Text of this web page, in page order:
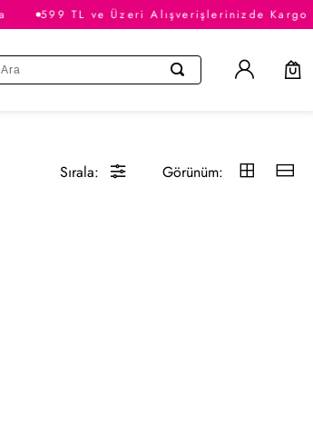
599 TL ve Üzeri Alışverişlerinizde Kargo
Sırala: Görünüm: